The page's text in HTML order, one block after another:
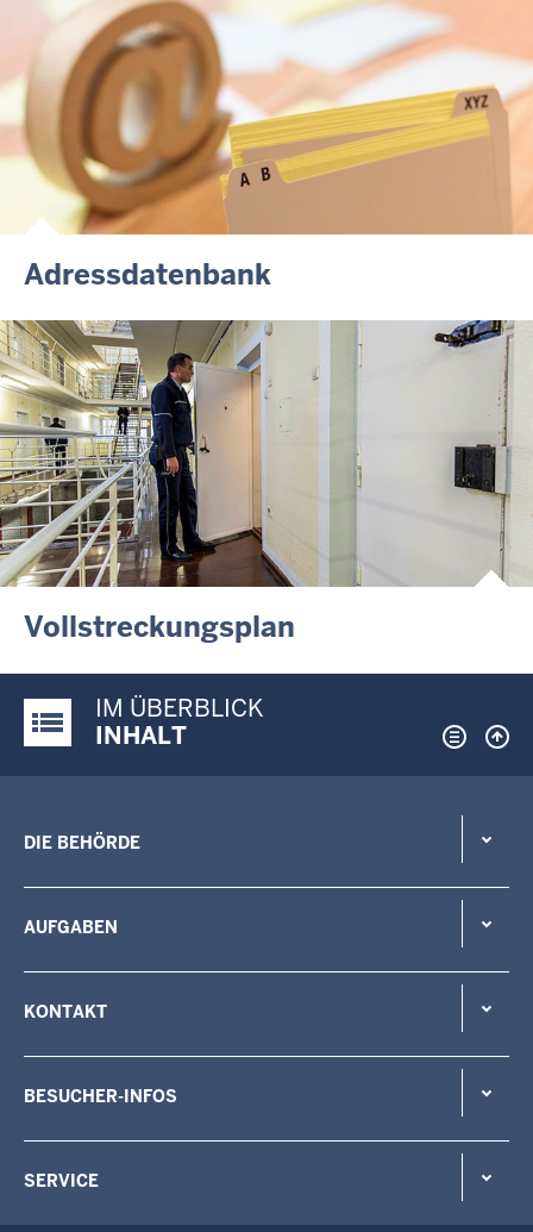
Adressdatenbank
Vollstreckungsplan
Justiz-Portal im Überblick:
IM ÜBERBLICK
INHALT
DIE BEHÖRDE
AUFGABEN
KONTAKT
BESUCHER-INFOS
SERVICE